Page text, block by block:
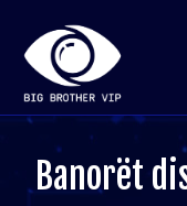
Banorët